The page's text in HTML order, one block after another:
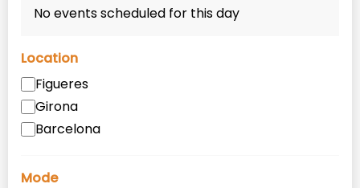
No events scheduled for this day
Location
Figueres
Girona
Barcelona
Mode